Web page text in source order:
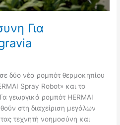
Για
δύο νέα ρομπότ θερμοκηπίου
Spray Robot» και το
γεωργικά ρομπότ HERMAI
στη διαχείριση μεγάλων
τεχνητή νοημοσύνη και